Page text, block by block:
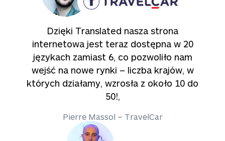
Dzięki Translated nasza strona
internetowa jest teraz dostępna w 20
językach zamiast 6, co pozwoliło nam
wejść na nowe rynki – liczba krajów, w
których działamy, wzrosła z około 10 do
50!,
Pierre Massol – TravelCar